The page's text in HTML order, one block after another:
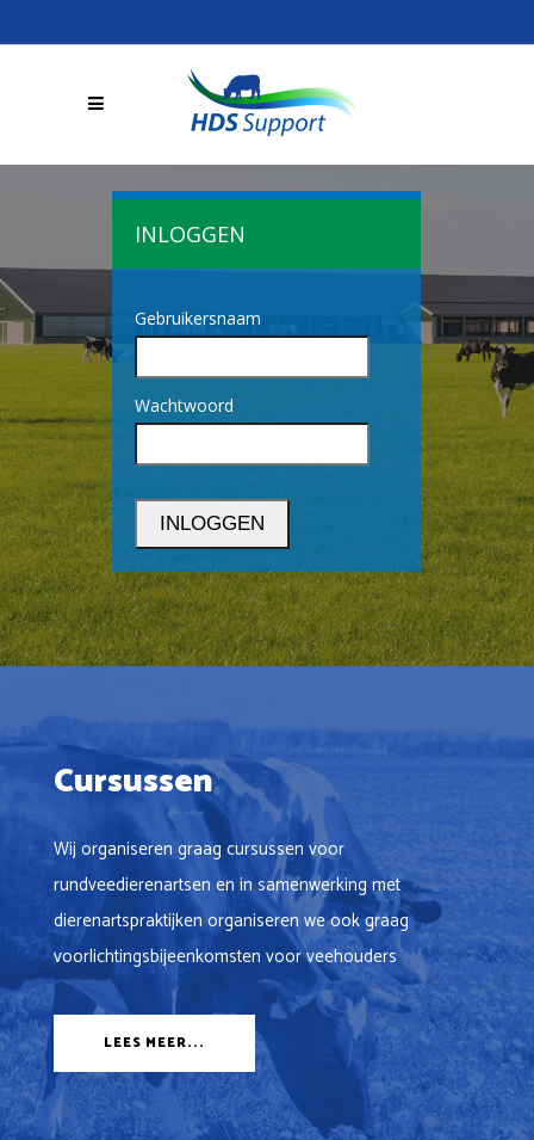
INLOGGEN
Gebruikersnaam
Wachtwoord
INLOGGEN
Cursussen
Wij organiseren graag cursussen voor
rundveedierenartsen en in samenwerking met
dierenartspraktijken organiseren we ook graag
voorlichtingsbijeenkomsten voor veehouders
LEES MEER...